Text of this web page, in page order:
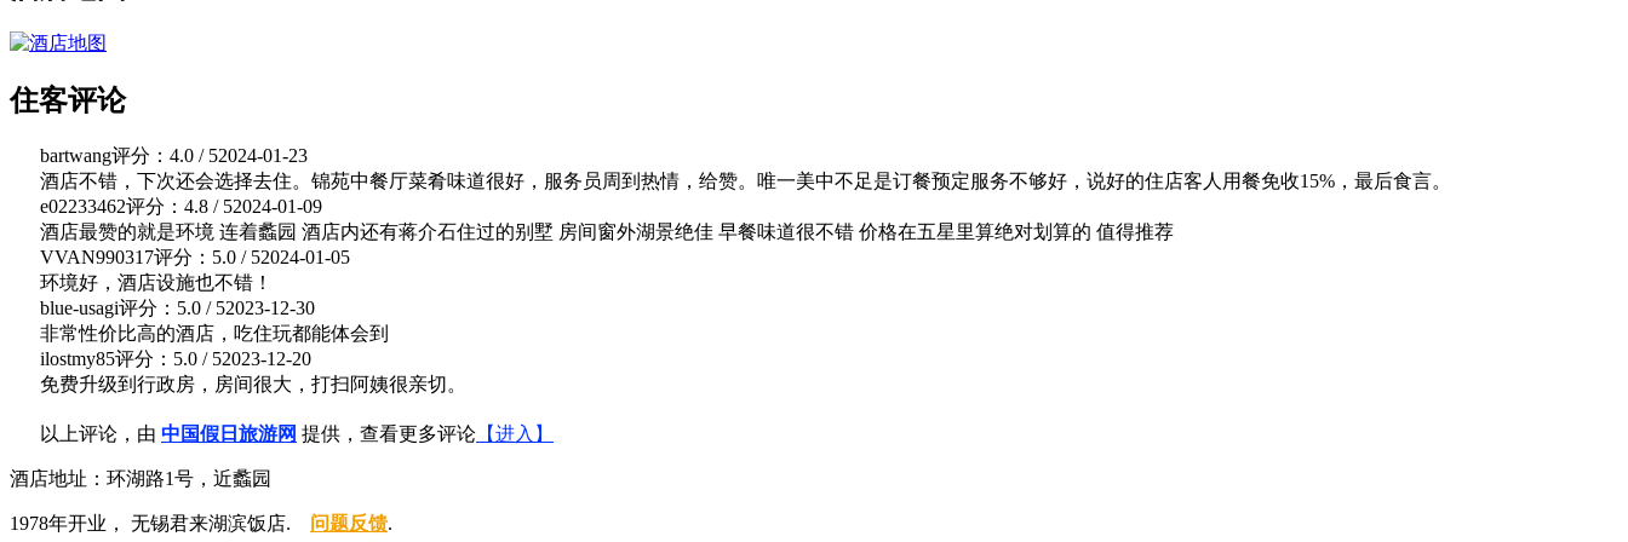
住客评论
bartwang评分：4.0 / 52024-01-23
酒店不错，下次还会选择去住。锦苑中餐厅菜肴味道很好，服务员周到热情，给赞。唯一美中不足是订餐预定服务不够好，说好的住店客人用餐免收15%，最后食言。
e02233462评分：4.8 / 52024-01-09
酒店最赞的就是环境 连着蠡园 酒店内还有蒋介石住过的别墅 房间窗外湖景绝佳 早餐味道很不错 价格在五星里算绝对划算的 值得推荐
VVAN990317评分：5.0 / 52024-01-05
环境好，酒店设施也不错！
blue-usagi评分：5.0 / 52023-12-30
非常性价比高的酒店，吃住玩都能体会到
ilostmy85评分：5.0 / 52023-12-20
免费升级到行政房，房间很大，打扫阿姨很亲切。
以上评论，由 中国假日旅游网 提供，查看更多评论 【进入】
酒店地址：环湖路1号，近蠡园
1978年开业， 无锡君来湖滨饭店. 问题反馈.